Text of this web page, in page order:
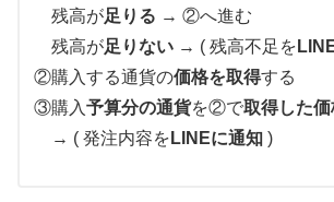
残高が足りる → ②へ進む
残高が足りない→ ( 残高不足を
②購入する通貨の価格を取得する
③購入予算分の通貨を②で取得した
→ ( 発注内容を LINEに通知)